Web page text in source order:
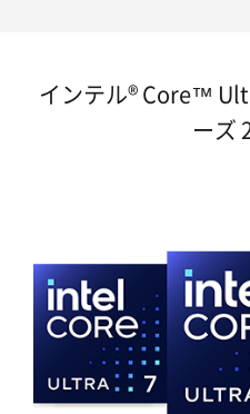
インテル® Core™
ーズ